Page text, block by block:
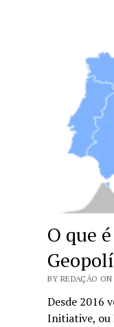
O que
BY REDAÇÃO
Desde 2016
Initiative, ou